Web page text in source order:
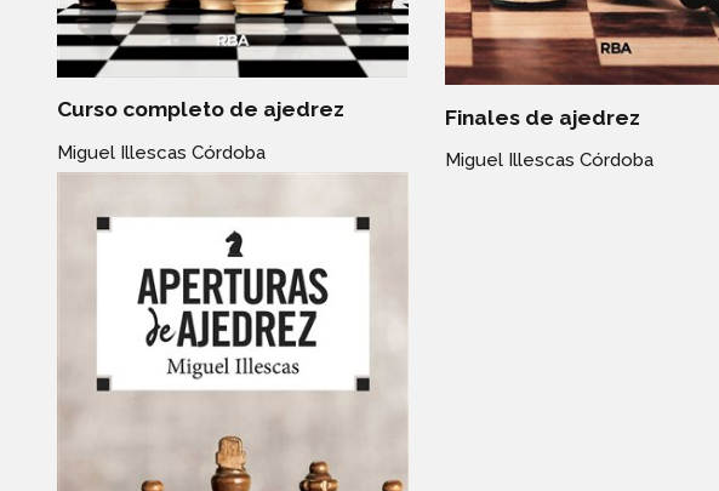
Curso completo de ajedrez
Miguel Illescas Córdoba
Finales de ajedrez
Miguel Illescas Córdoba